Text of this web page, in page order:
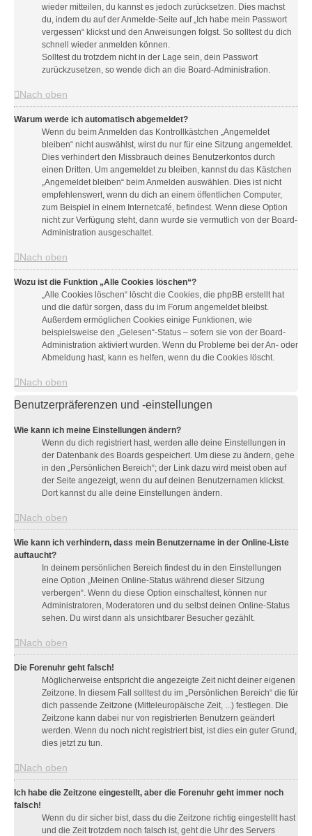
wieder mitteilen, du kannst es jedoch zurücksetzen. Dies machst
du, indem du auf der Anmelde-Seite auf „Ich habe mein Passwort
vergessen“ klickst und den Anweisungen folgst. So solltest du dich
schnell wieder anmelden können.
Solltest du trotzdem nicht in der Lage sein, dein Passwort
zurückzusetzen, so wende dich an die Board-Administration.
Nach oben
Warum werde ich automatisch abgemeldet?
Wenn du beim Anmelden das Kontrollkästchen „Angemeldet
bleiben“ nicht auswählst, wirst du nur für eine Sitzung angemeldet.
Dies verhindert den Missbrauch deines Benutzerkontos durch
einen Dritten. Um angemeldet zu bleiben, kannst du das Kästchen
„Angemeldet bleiben“ beim Anmelden auswählen. Dies ist nicht
empfehlenswert, wenn du dich an einem öffentlichen Computer,
zum Beispiel in einem Internetcafé, befindest. Wenn diese Option
nicht zur Verfügung steht, dann wurde sie vermutlich von der Board-
Administration ausgeschaltet.
Nach oben
Wozu ist die Funktion „Alle Cookies löschen“?
„Alle Cookies löschen“ löscht die Cookies, die phpBB erstellt hat
und die dafür sorgen, dass du im Forum angemeldet bleibst.
Außerdem ermöglichen Cookies einige Funktionen, wie
beispielsweise den „Gelesen“-Status – sofern sie von der Board-
Administration aktiviert wurden. Wenn du Probleme bei der An- oder
Abmeldung hast, kann es helfen, wenn du die Cookies löscht.
Nach oben
Benutzerpräferenzen und -einstellungen
Wie kann ich meine Einstellungen ändern?
Wenn du dich registriert hast, werden alle deine Einstellungen in
der Datenbank des Boards gespeichert. Um diese zu ändern, gehe
in den „Persönlichen Bereich“; der Link dazu wird meist oben auf
der Seite angezeigt, wenn du auf deinen Benutzernamen klickst.
Dort kannst du alle deine Einstellungen ändern.
Nach oben
Wie kann ich verhindern, dass mein Benutzername in der Online-Liste
auftaucht?
In deinem persönlichen Bereich findest du in den Einstellungen
eine Option „Meinen Online-Status während dieser Sitzung
verbergen“. Wenn du diese Option einschaltest, können nur
Administratoren, Moderatoren und du selbst deinen Online-Status
sehen. Du wirst dann als unsichtbarer Besucher gezählt.
Nach oben
Die Forenuhr geht falsch!
Möglicherweise entspricht die angezeigte Zeit nicht deiner eigenen
Zeitzone. In diesem Fall solltest du im „Persönlichen Bereich“ die für
dich passende Zeitzone (Mitteleuropäische Zeit, ...) festlegen. Die
Zeitzone kann dabei nur von registrierten Benutzern geändert
werden. Wenn du noch nicht registriert bist, ist dies ein guter Grund,
dies jetzt zu tun.
Nach oben
Ich habe die Zeitzone eingestellt, aber die Forenuhr geht immer noch
falsch!
Wenn du dir sicher bist, dass du die Zeitzone richtig eingestellt hast
und die Zeit trotzdem noch falsch ist, geht die Uhr des Servers